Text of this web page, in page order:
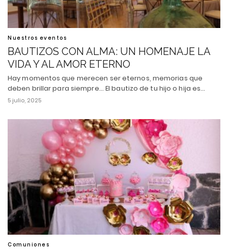
Nuestros eventos
BAUTIZOS CON ALMA: UN HOMENAJE LA
VIDA Y AL AMOR ETERNO
Hay momentos que merecen ser eternos, memorias que
deben brillar para siempre... El bautizo de tu hijo o hija es…
5 julio, 2025
Comuniones